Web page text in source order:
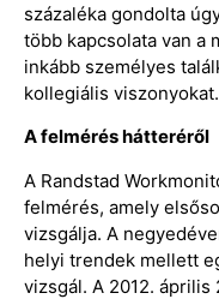
százaléka gondolta
több kapcsolata van a
inkább személyes
kollegiális viszonyokat.
A felmérés hátteréről
A Randstad
felmérés, amely
vizsgálja. A
helyi trendek mellett
vizsgál. A 2012.